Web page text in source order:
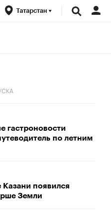
Татарстан
гастроновости
по летним
Казани появился
Земли